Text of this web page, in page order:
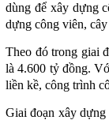
dùng để xây dựng
dựng công viên,
Theo đó trong giai
là 4.600 tỷ đồng.
liền kề, công trình
Giai đoạn xây